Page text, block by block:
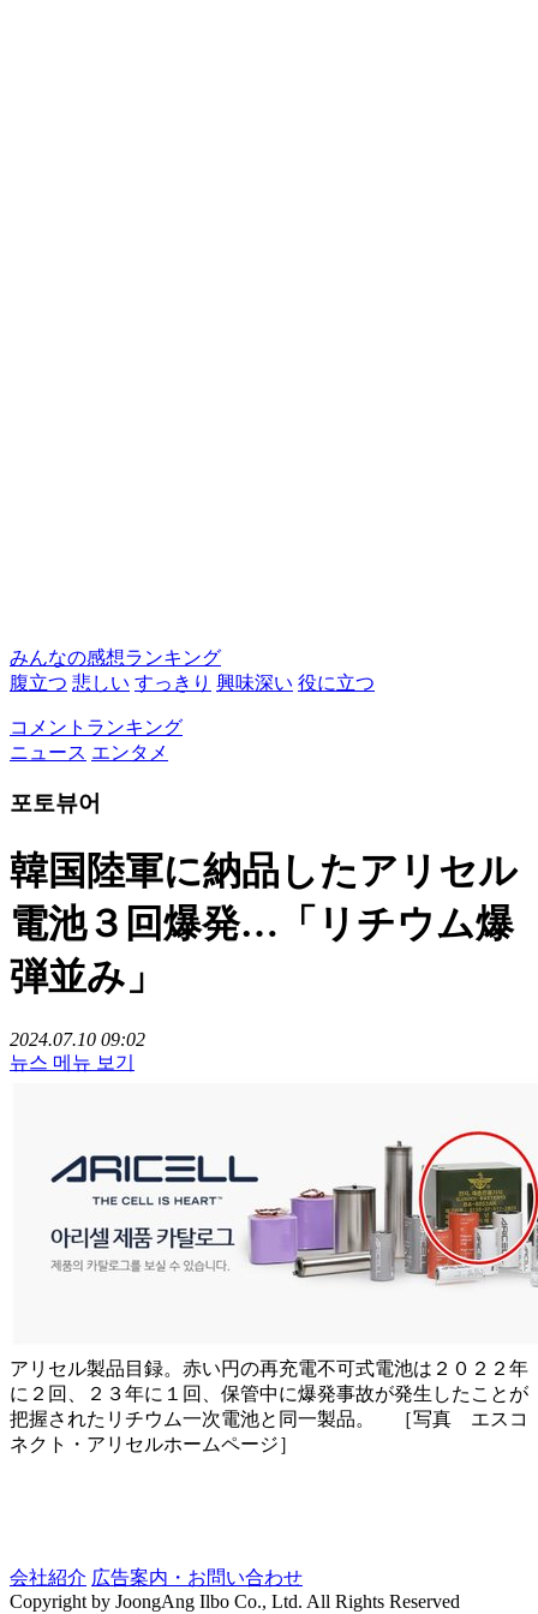
みんなの感想ランキング
腹立つ 悲しい すっきり 興味深い 役に立つ
コメントランキング
ニュース エンタメ
포토뷰어
韓国陸軍に納品したアリセル
電池３回爆発…「リチウム爆
弾並み」
2024.07.10 09:02
뉴스 메뉴 보기
アリセル製品目録。赤い円の再充電不可式電池は２０２２年
に２回、２３年に１回、保管中に爆発事故が発生したことが
把握されたリチウム一次電池と同一製品。 ［写真 エスコ
ネクト・アリセルホームページ］
会社紹介 広告案内・お問い合わせ
Copyright by JoongAng Ilbo Co., Ltd. All Rights Reserved